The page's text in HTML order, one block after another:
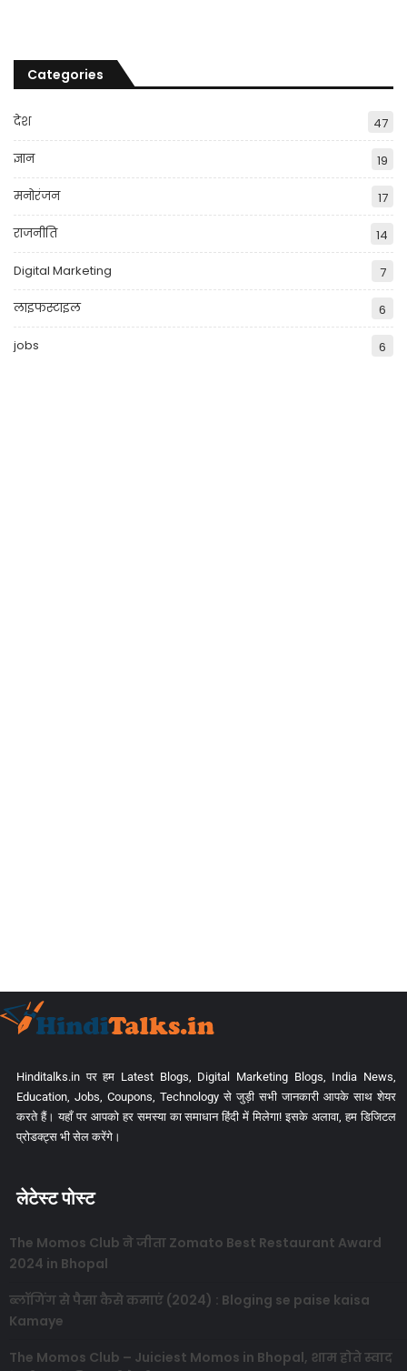
Categories
देश 47
ज्ञान 19
मनोरंजन 17
राजनीति 14
Digital Marketing 7
लाइफस्टाइल 6
jobs 6
Hinditalks.in पर हम Latest Blogs, Digital Marketing Blogs, India News,
Education, Jobs, Coupons, Technology से जुड़ी सभी जानकारी आपके साथ शेयर
करते हैं। यहाँ पर आपको हर समस्या का समाधान हिंदी में मिलेगा! इसके अलावा, हम डिजिटल
प्रोडक्ट्स भी सेल करेंगे।
लेटेस्ट पोस्ट
The Momos Club ने जीता Zomato Best Restaurant Award
2024 in Bhopal
ब्लॉगिंग से पैसा कैसे कमाएं (2024) : Bloging se paise kaisa
Kamaye
The Momos Club – Juiciest Momos in Bhopal, शाम होते स्वाद